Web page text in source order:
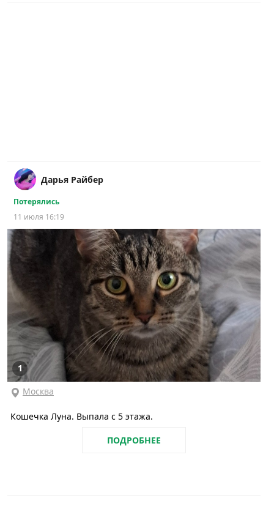
Дарья Райбер
Потерялись
11 июля 16:19
1
Москва
Кошечка Луна. Выпала с 5 этажа.
ПОДРОБНЕЕ